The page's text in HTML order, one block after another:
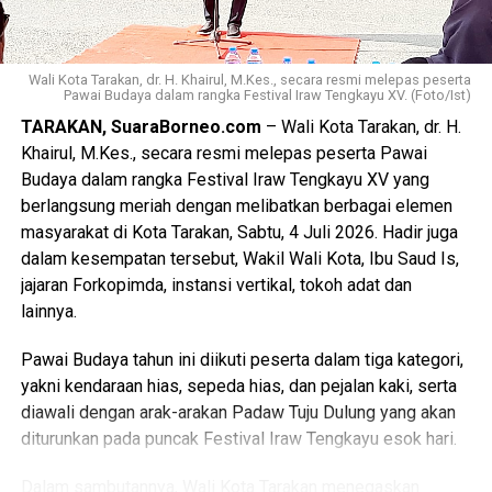
Wali Kota Tarakan, dr. H. Khairul, M.Kes., secara resmi melepas peserta
Pawai Budaya dalam rangka Festival Iraw Tengkayu XV. (Foto/Ist)
TARAKAN, SuaraBorneo.com – Wali Kota Tarakan, dr. H.
Khairul, M.Kes., secara resmi melepas peserta Pawai
Budaya dalam rangka Festival Iraw Tengkayu XV yang
berlangsung meriah dengan melibatkan berbagai elemen
masyarakat di Kota Tarakan, Sabtu, 4 Juli 2026. Hadir juga
dalam kesempatan tersebut, Wakil Wali Kota, Ibu Saud Is,
jajaran Forkopimda, instansi vertikal, tokoh adat dan
lainnya.
Pawai Budaya tahun ini diikuti peserta dalam tiga kategori,
yakni kendaraan hias, sepeda hias, dan pejalan kaki, serta
diawali dengan arak-arakan Padaw Tuju Dulung yang akan
diturunkan pada puncak Festival Iraw Tengkayu esok hari.